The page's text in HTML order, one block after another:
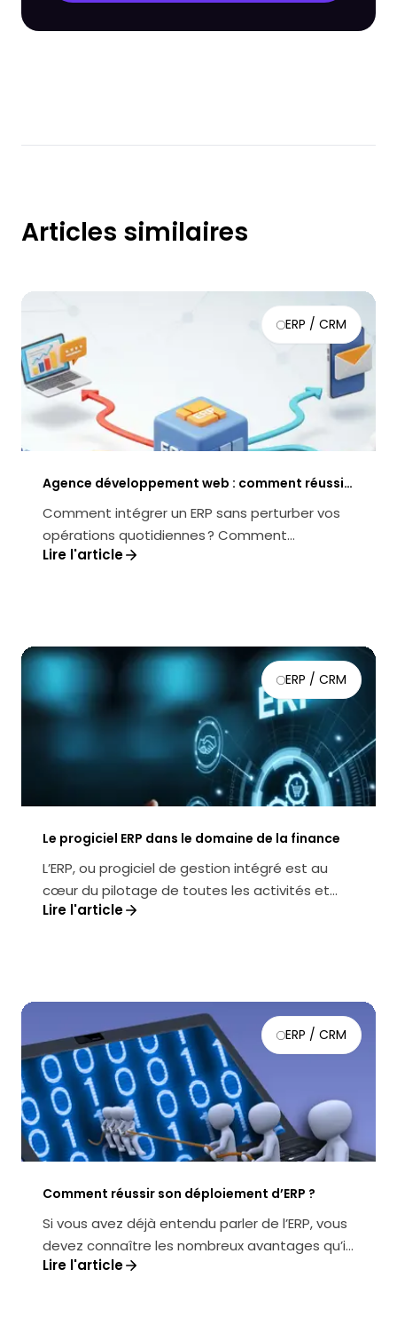
Articles similaires
ERP / CRM
Agence développement web : comment réussir
l’intégration d’un ERP à vos outils digitaux
Comment intégrer un ERP sans perturber vos
opérations quotidiennes ? Comment
maximiser le retour sur investissement tout...
Lire l'article
ERP / CRM
Le progiciel ERP dans le domaine de la finance
L’ERP, ou progiciel de gestion intégré est au
cœur du pilotage de toutes les activités et
processus métier. Bien conçu, ...
Lire l'article
ERP / CRM
Comment réussir son déploiement d’ERP ?
Si vous avez déjà entendu parler de l’ERP, vous
devez connaître les nombreux avantages qu’il
apporte : entre optimisatio...
Lire l'article